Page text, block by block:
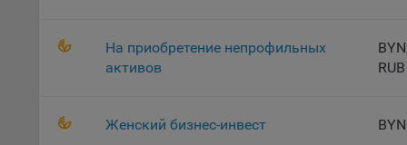
На приобретение непрофильных
активов
RUB
Женский бизнес-инвест BYN